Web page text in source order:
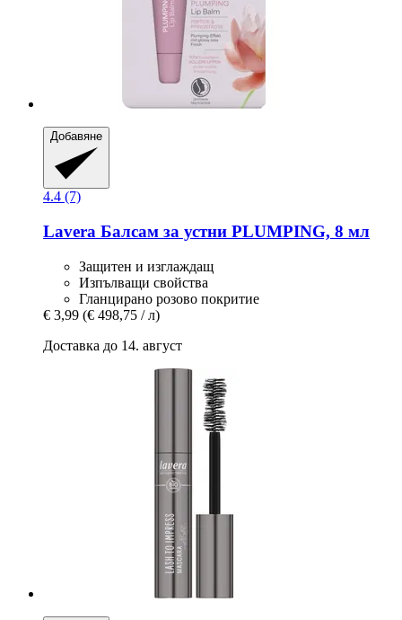
Добавяне
4.4 (7)
Lavera Балсам за устни PLUMPING, 8 мл
Защитен и изглаждащ
Изпълващи свойства
Гланцирано розово покритие
€ 3,99 (€ 498,75 / л)
Доставка до 14. август